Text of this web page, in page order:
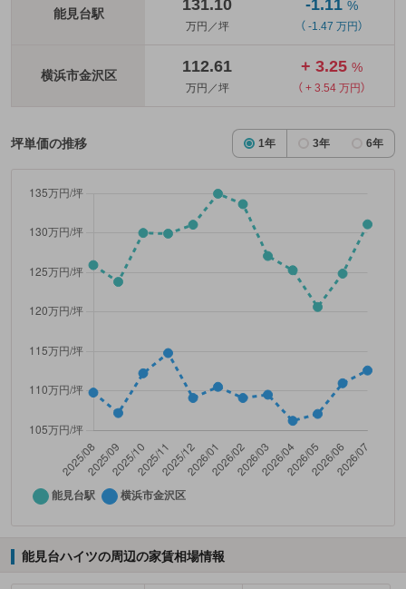
能見台駅 131.10
万円／坪
-1.11 %
（ -1.47 万円）
横浜市金沢区 112.61
万円／坪
+ 3.25 %
（ + 3.54 万円）
坪単価の推移 1年 3年 6年
能見台ハイツの周辺の家賃相場情報